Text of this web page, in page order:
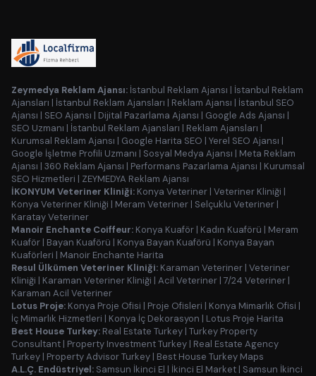
Zeymedya Reklam Ajansı: İstanbul Reklam Ajansı | İstanbul Reklam
Ajansları | İstanbul Reklam Ajansları | Reklam Ajansı | İstanbul SEO
Ajansı | SEO Ajansı | Dijital Pazarlama Ajansı | Google Ads Ajansı |
SEO Uzmanı | İstanbul Reklam Ajansları | Reklam Ajansları |
Kurumsal Reklam Ajansı | Google Harita SEO | Yerel SEO Ajansı |
Google İşletme Profili Uzmanı | Sosyal Medya Ajansı | Meta Reklam
Ajansı | 360 Reklam Ajansı | Performans Pazarlama Ajansı | Kurumsal
SEO Hizmetleri | ZEYMEDYA Reklam Ajansı
İKONYUM Veteriner Kliniği: Konya Veteriner | Veteriner Kliniği |
Konya Veteriner Kliniği | Meram Veteriner | Selçuklu Veteriner |
Karatay Veteriner
Manoir Enchante Coiffeur: Konya Kuaför | Kadın Kuaförü | Meram
Kuaför | Bayan Kuaförü | Konya Bayan Kuaförü | Konya Bayan
Kuaförleri | Manoir Enchante Harita
Resul Ülkümen Veteriner Kliniği: Karaman Veteriner | Veteriner
Kliniği | Karaman Veteriner Kliniği | Acil Veteriner | 7/24 Veteriner |
Karaman Acil Veteriner
Lotus Proje: Konya Proje Ofisi | Proje Ofisleri | Konya Mimarlık Ofisi |
İç Mimarlık Hizmetleri | Konya İç Dekorasyon | Lotus Proje Harita
Best House Turkey: Real Estate Turkey | Turkey Property
Consultant | Property Investment Turkey | Real Estate Agency
Turkey | Property Advisor Turkey | Best House Turkey Maps
A.L.Ç. Endüstriyel: Samsun İkinci El | İkinci El Market | Samsun İkinci